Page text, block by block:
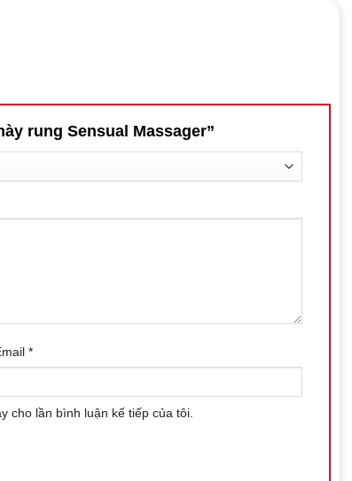
rung Sensual Massager”
*
cho lần bình luận kế tiếp của tôi.